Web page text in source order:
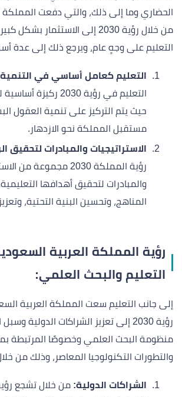
الحضاري وما إلى ذلك، والتي دفعت المملكة
من خلال رؤية 2030 إلى الاستثمار
التعليم على وجهٍ عام، ويرجع ذلك إلى عدة
التعليم كعامل أساسي في
التعليم في رؤية 2030
حيث يتم التركيز على تنمية العقول
مستقبل المملكة نحو الازدهار.
الاستراتيجيات والمبادرات لتحقيق
رؤية المملكة 2030 مجموعة من
والمبادرات لتحقيق أهدافها
المناهج، وتحسين البنية التحتية،
التعليم والبحث العلمي:
إلى جانب التعليم سعت المملكة العربية
رؤية 2030 إلى تعزيز الشراكات الدولية
منظومة البحث العلمي وخصوصًا المرتبطة
والتطورات التكنولوجيا المعاصر، وذلك من
الشراكات الدولية: